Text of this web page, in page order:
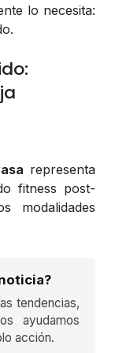
lo necesita:
representa
fitness post-
modalidades
tendencias,
ayudamos
acción.